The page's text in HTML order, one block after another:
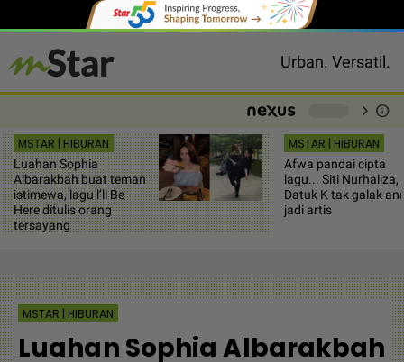
Urban. Versatil.
chevron_right info
MSTAR | HIBURAN
Luahan Sophia
Albarakbah buat teman
istimewa, lagu l’ll Be
Here ditulis orang
tersayang
MSTAR | HIBURAN
Afwa pandai cipta
lagu... Siti Nurhaliza,
Datuk K tak galak
jadi artis
MSTAR | HIBURAN
Luahan Sophia Albarakbah